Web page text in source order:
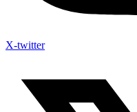
X-twitter